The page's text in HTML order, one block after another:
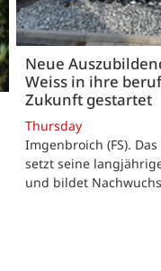
Neue
Weiss in ihre
Zukunft gestartet
Thursday
Imgenbroich (FS). Das
setzt seine
und bildet